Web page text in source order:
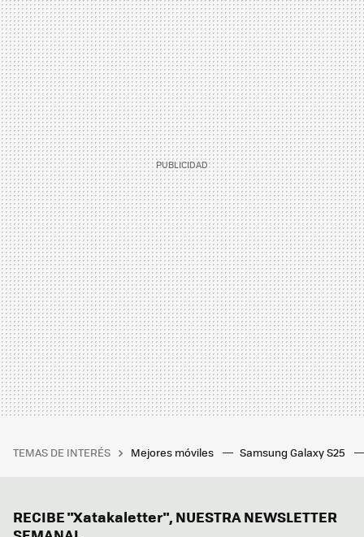
TEMAS DE INTERÉS Mejores móviles Samsung Galaxy S25
RECIBE "Xatakaletter", NUESTRA NEWSLETTER